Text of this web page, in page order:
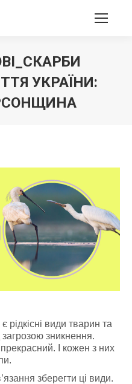
УКРАЇНИ:
рідкісні види тварин та
зникнення.
І кожен з них
зберегти ці види.